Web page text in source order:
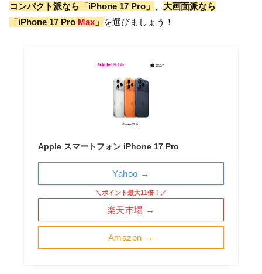
コンパクト派なら「iPhone 17 Pro 」
大画面派なら
「iPhone 17 Pro Max 」 を選びましょう！
Apple スマートフォン iPhone 17 Pro
Amazon →
＼ポイント最大11倍！／
楽天市場 →
Yahoo →